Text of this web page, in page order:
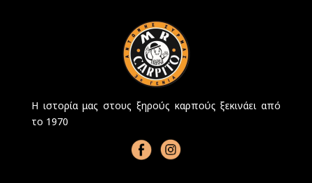
Η ιστορία μας στους ξηρούς καρπούς ξεκινάει από
το 1970